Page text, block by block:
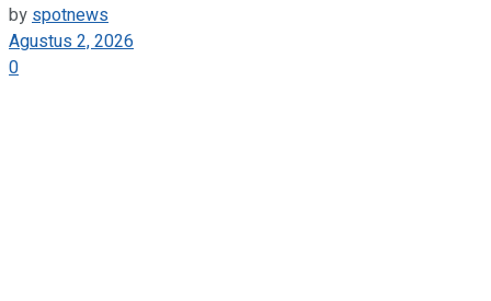
by spotnews
Agustus 2, 2026
0